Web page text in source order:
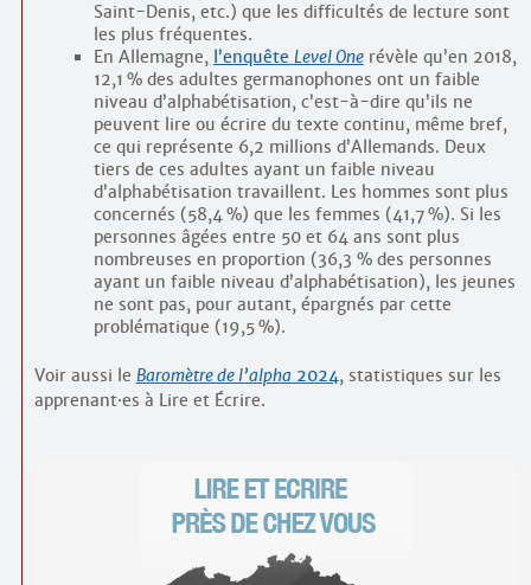
Saint-Denis, etc.) que les difficultés de lecture sont
les plus fréquentes.
En Allemagne, l’enquête Level Onerévèle qu’en 2018,
12,1 % des adultes germanophones ont un faible
niveau d’alphabétisation, c’est-à-dire qu’ils ne
peuvent lire ou écrire du texte continu, même bref,
ce qui représente 6,2 millions d’Allemands. Deux
tiers de ces adultes ayant un faible niveau
d’alphabétisation travaillent. Les hommes sont plus
concernés (58,4 %) que les femmes (41,7 %). Si les
personnes âgées entre 50 et 64 ans sont plus
nombreuses en proportion (36,3 % des personnes
ayant un faible niveau d’alphabétisation), les jeunes
ne sont pas, pour autant, épargnés par cette
problématique (19,5 %).
Voir aussi le Baromètre de l’alpha2024, statistiques sur les
apprenant·es à Lire et Écrire.